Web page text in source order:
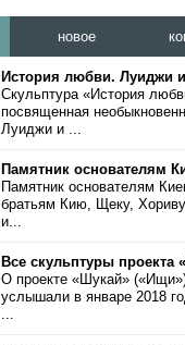
новое
История любви. Луиджи
Скульптура «История
посвященная
Луиджи и ...
Памятник основателям
Памятник основателям
братьям Кию, Щеку,
и...
Все скульптуры проекта
О проекте «Шукай»
услышали в январе 2018
...